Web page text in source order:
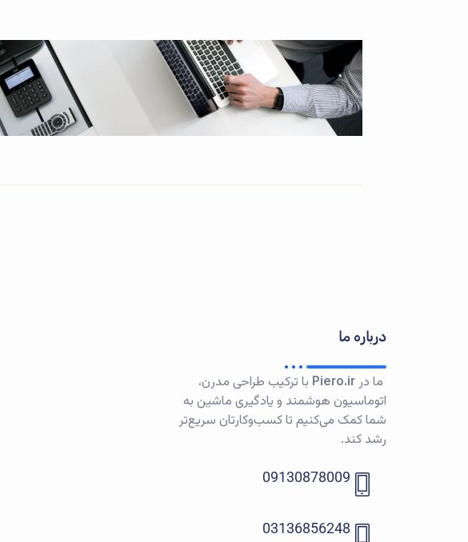
درباره ما
ما درPiero.ir با ترکیب طراحی مدرن،
اتوماسیون هوشمند و یادگیری ماشین به
شما کمک می‌کنیم تا کسب‌وکارتان سریع‌تر
رشد کند.
09130878009
03136856248